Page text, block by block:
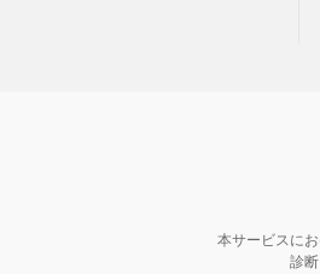
本サービスに
診